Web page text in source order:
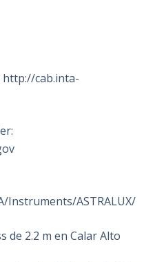
cab.inta-
Instruments/ASTRALUX/
de 2.2 m en Calar Alto